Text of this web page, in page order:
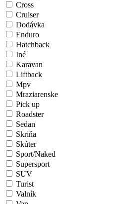
Cross
Cruiser
Dodávka
Enduro
Hatchback
Iné
Karavan
Liftback
Mpv
Mraziarenske
Pick up
Roadster
Sedan
Skriňa
Skúter
Sport/Naked
Supersport
SUV
Turist
Valník